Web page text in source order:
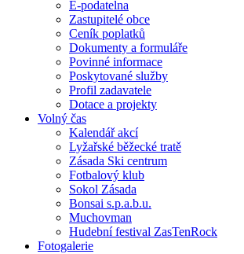
E-podatelna
Zastupitelé obce
Ceník poplatků
Dokumenty a formuláře
Povinné informace
Poskytované služby
Profil zadavatele
Dotace a projekty
Volný čas
Kalendář akcí
Lyžařské běžecké tratě
Zásada Ski centrum
Fotbalový klub
Sokol Zásada
Bonsai s.p.a.b.u.
Muchovman
Hudební festival ZasTenRock
Fotogalerie